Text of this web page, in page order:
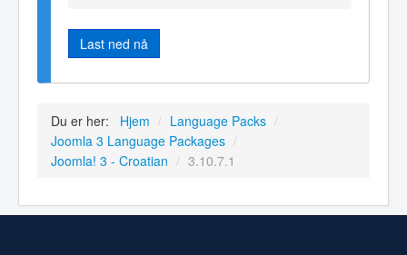
Last ned nå
Du er her: Hjem / Language Packs /
Joomla 3 Language Packages /
Joomla! 3 - Croatian / 3.10.7.1